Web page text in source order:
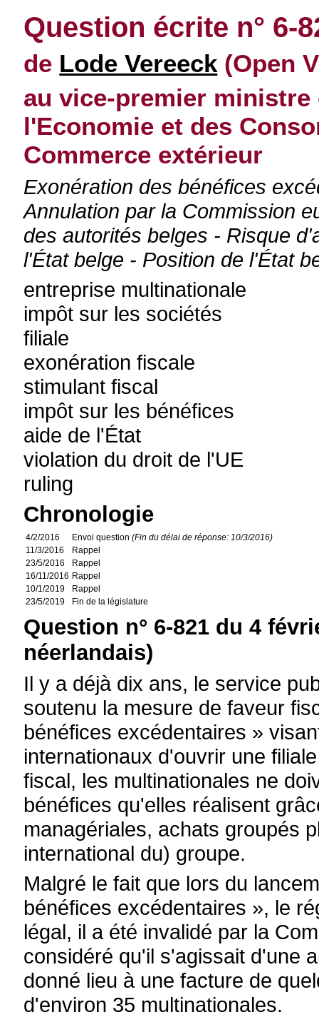
Question écrite n° 6-
de Lode Vereeck (Open
au vice-premier
l'Economie et des
Commerce extérieur
Exonération des bénéfices
Annulation par la Commission
des autorités belges - Risque
l'État belge - Position de l'État
entreprise multinationale
impôt sur les sociétés
filiale
exonération fiscale
stimulant fiscal
impôt sur les bénéfices
aide de l'État
violation du droit de l'UE
ruling
Chronologie
4/2/2016 Envoi question(Fin du délai de réponse: 10/3/2016)
11/3/2016
Rappel
23/5/2016
Rappel
16/11/2016 Rappel
10/1/2019
Rappel
23/5/2019
Fin de la législature
Question n° 6-821 du 4
néerlandais)
Il y a déjà dix ans, le service
soutenu la mesure de faveur
bénéfices excédentaires »
internationaux d'ouvrir une
fiscal, les multinationales ne
bénéfices qu'elles réalisent
managériales, achats groupés
international du) groupe.
Malgré le fait que lors du
bénéfices excédentaires », le
légal, il a été invalidé par la
considéré qu'il s'agissait d'une
donné lieu à une facture de
d'environ 35 multinationales.